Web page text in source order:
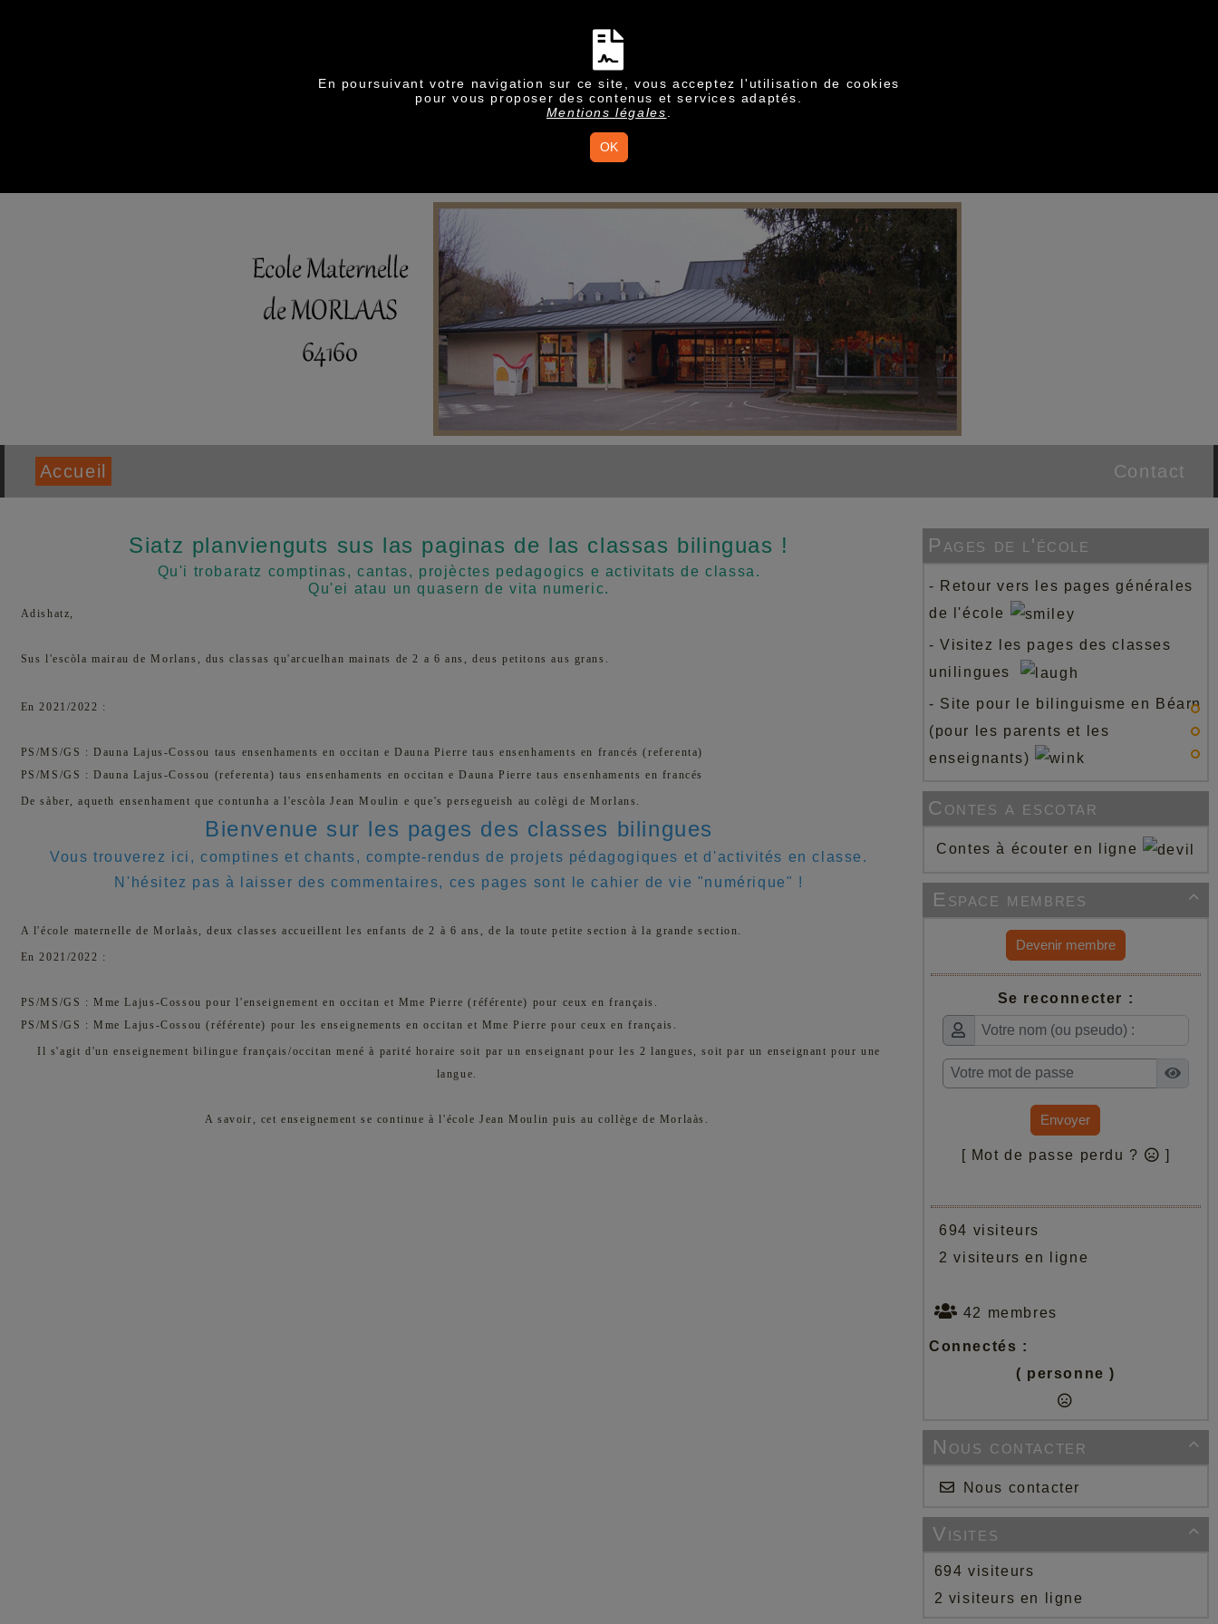
En poursuivant votre navigation sur ce site, vous acceptez l'utilisation de cookies
pour vous proposer des contenus et services adaptés.
Mentions légales
OK
Accueil Contact
Siatz planvienguts sus las paginas de las classas bilinguas !
Qu'i trobaratz comptinas, cantas, projèctes pedagogics e activitats de classa.
Qu'ei atau un quasern de vita numeric.
Adishatz,
Sus l'escòla mairau de Morlans, dus classas qu'arcuelhan mainats de 2 a 6 ans, deus petitons aus grans.
En 2021/2022 :
PS/MS/GS :Dauna Lajus-Cossou taus ensenhaments en occitan e Dauna Pierre taus ensenhaments en francés (referenta)
PS/MS/GS :Dauna Lajus-Cossou (referenta) taus ensenhaments en occitan e Dauna Pierre taus ensenhaments en francés
De sàber, aqueth ensenhament que contunha a l'escòla Jean Moulin e que's persegueish au colègi de Morlans.
Bienvenue sur les pages des classes bilingues
Vous trouverez ici, comptines et chants, compte-rendus de projets pédagogiques et d'activités en classe.
N'hésitez pas à laisser des commentaires, ces pages sont le cahier de vie "numérique" !
A l'école maternelle de Morlaàs, deux classes accueillent les enfants de 2 à 6 ans, de la toute petite section à la grande section.
En 2021/2022 :
PS/MS/GS : Mme Lajus-Cossou pour l'enseignement en occitan et Mme Pierre (référente) pour ceux en français.
PS/MS/GS : Mme Lajus-Cossou (référente) pour les enseignements en occitan et Mme Pierre pour ceux en français.
Il s'agit d'un enseignement bilingue français/occitan mené à parité horaire soit par un enseignant pour les 2 langues, soit par un enseignant pour une
langue.
A savoir, cet enseignement se continue à l'école Jean Moulin puis au collège de Morlaàs.
Pages de l'école
- Retour vers les pages générales
de l'école
-Visitez les pages des classes
unilingues
- Site pour le bilinguisme en Béarn
(pour les parents et les
enseignants)
Contes a escotar
Contes à écouter en ligne

Espace membres
Devenir membre
Se reconnecter :
Envoyer
[ Mot de passe perdu ? ]
694 visiteurs
2 visiteurs en ligne
42 membres
Connectés :
( personne )

Nous contacter
Nous contacter

Visites
694 visiteurs
2 visiteurs en ligne